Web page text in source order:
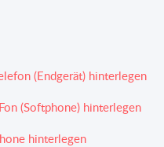
(Endgerät) hinterlegen
(Softphone) hinterlegen
hinterlegen